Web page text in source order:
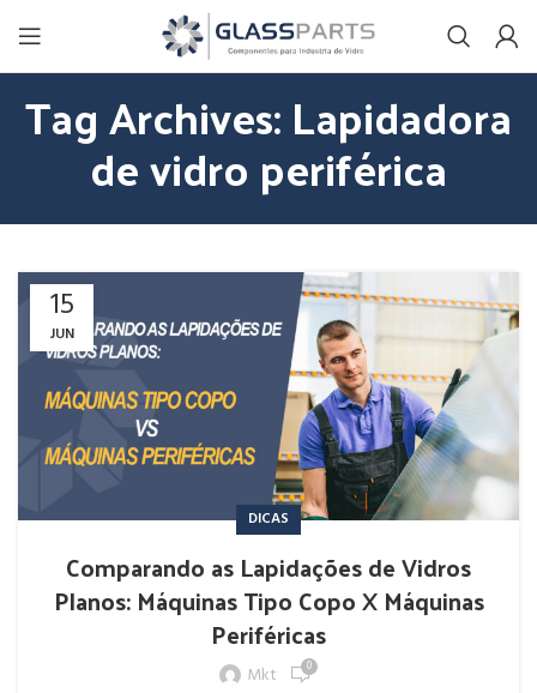
Tag Archives: Lapidadora
de vidro periférica
15
JUN
DICAS
Comparando as Lapidações de Vidros
Planos: Máquinas Tipo Copo X Máquinas
Periféricas
Mkt 0